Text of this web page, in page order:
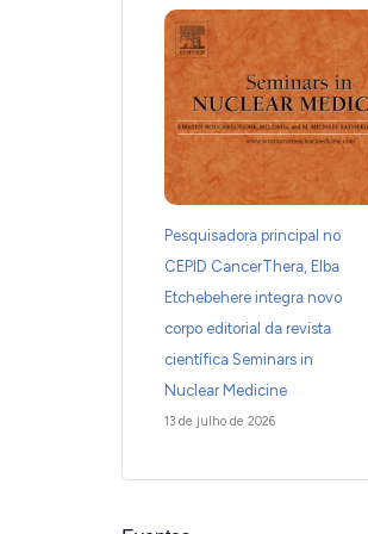
Pesquisadora principal no
CEPID CancerThera, Elba
Etchebehere integra novo
corpo editorial da revista
científica Seminars in
Nuclear Medicine
13 de julho de 2026